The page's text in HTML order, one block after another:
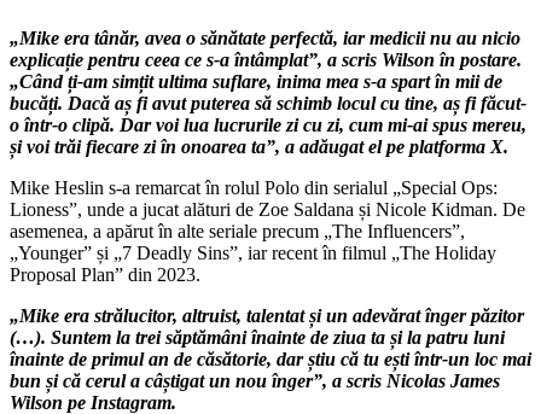
„Mike era tânăr, avea o sănătate perfectă, iar medicii nu au nicio
explicație pentru ceea ce s-a întâmplat”, a scris Wilson în postare.
„Când ți-am simțit ultima suflare, inima mea s-a spart în mii de
bucăți. Dacă aș fi avut puterea să schimb locul cu tine, aș fi făcut-
o într-o clipă. Dar voi lua lucrurile zi cu zi, cum mi-ai spus mereu,
și voi trăi fiecare zi în onoarea ta”, a adăugat el pe platforma X.
Mike Heslin s-a remarcat în rolul Polo din serialul „Special Ops:
Lioness”, unde a jucat alături de Zoe Saldana și Nicole Kidman. De
asemenea, a apărut în alte seriale precum „The Influencers”,
„Younger” și „7 Deadly Sins”, iar recent în filmul „The Holiday
Proposal Plan” din 2023.
„Mike era strălucitor, altruist, talentat și un adevărat înger păzitor
(…). Suntem la trei săptămâni înainte de ziua ta și la patru luni
înainte de primul an de căsătorie, dar știu că tu ești într-un loc mai
bun și că cerul a câștigat un nou înger”, a scris Nicolas James
Wilson pe Instagram.